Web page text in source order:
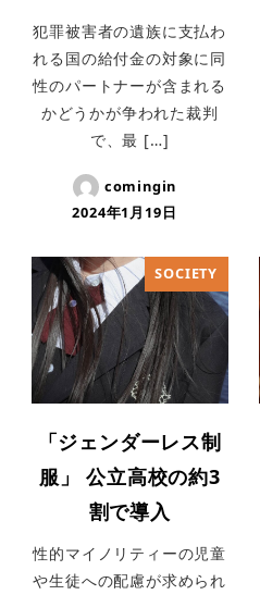
犯罪被害者の遺族に支払わ
れる国の給付金の対象に同
性のパートナーが含まれる
かどうかが争われた裁判
で、最 […]
comingin
2024年1月19日
SOCIETY
「ジェンダーレス制
服」 公立高校の約3
割で導入
性的マイノリティーの児童
や生徒への配慮が求められ